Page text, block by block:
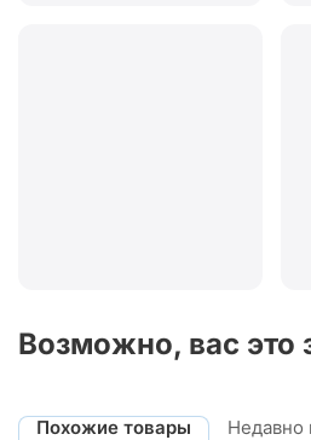
Возможно, вас это
Похожие товары Недавно